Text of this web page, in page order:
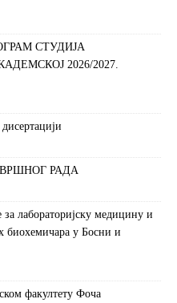
СТУДИЈА
2026/2027.
РАДА
за лабораторијску медицину и
биохемичара у Босни и
факултету Фоча